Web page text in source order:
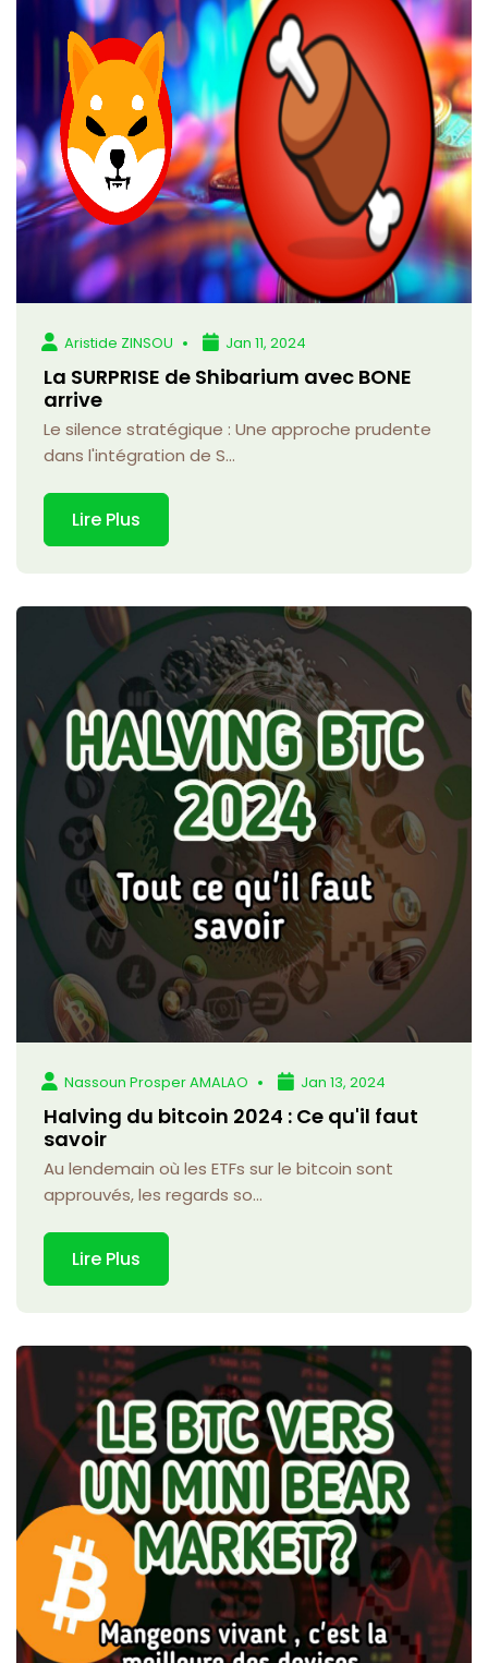
Aristide ZINSOU Jan 11, 2024
La SURPRISE de Shibarium avec BONE
arrive
Le silence stratégique : Une approche prudente
dans l'intégration de S...
Lire Plus
Nassoun Prosper AMALAO Jan 13, 2024
Halving du bitcoin 2024 : Ce qu'il faut
savoir
Au lendemain où les ETFs sur le bitcoin sont
approuvés, les regards so...
Lire Plus